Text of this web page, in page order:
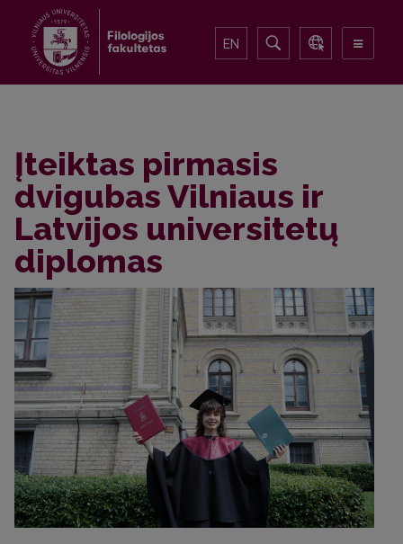
EN
Įteiktas pirmasis
dvigubas Vilniaus ir
Latvijos universitetų
diplomas